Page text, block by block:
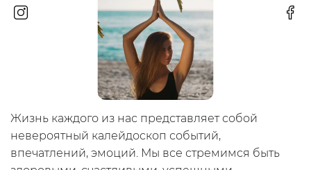
Исследуй
Курсы Плейлисты
Жизнь каждого из нас представляет собой
невероятный калейдоскоп событий,
впечатлений, эмоций. Мы все стремимся быть